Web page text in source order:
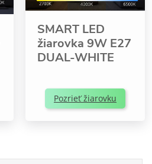
SMART LED
žiarovka 9W E27
DUAL-WHITE
Pozrieť žiarovku